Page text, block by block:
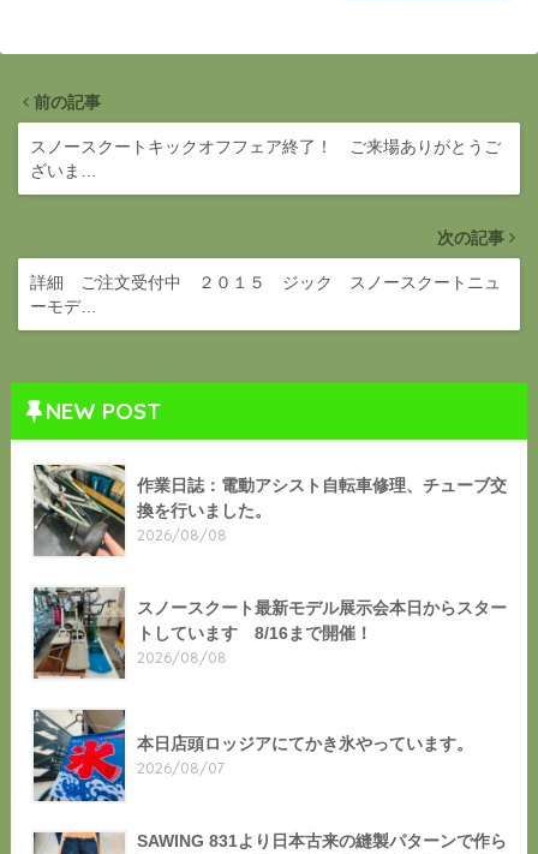
前の記事
スノースクートキックオフフェア終了！ ご来場ありがとうご
ざいま…
次の記事
詳細 ご注文受付中 ２０１５ ジック スノースクートニュ
ーモデ…
NEW POST
作業日誌：電動アシスト自転車修理、チューブ交
換を行いました。
2026/08/08
スノースクート最新モデル展示会本日からスター
トしています 8/16まで開催！
2026/08/08
本日店頭ロッジアにてかき氷やっています。
2026/08/07
SAWING 831より日本古来の縫製パターンで作ら